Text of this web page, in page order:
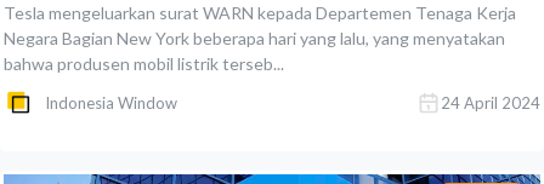
Tesla mengeluarkan surat WARN kepada Departemen Tenaga Kerja
Negara Bagian New York beberapa hari yang lalu, yang menyatakan
bahwa produsen mobil listrik terseb...
Indonesia Window 24 April 2024